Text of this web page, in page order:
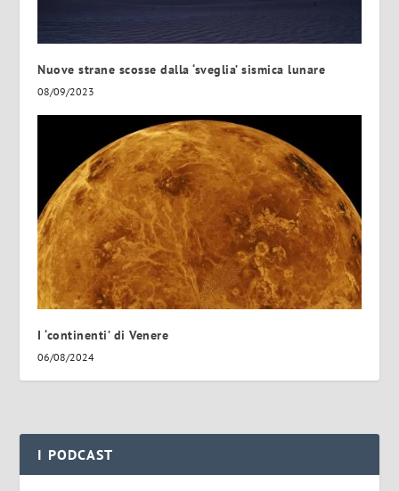
Nuove strane scosse dalla ‘sveglia’ sismica lunare
08/09/2023
I ‘continenti’ di Venere
06/08/2024
I PODCAST